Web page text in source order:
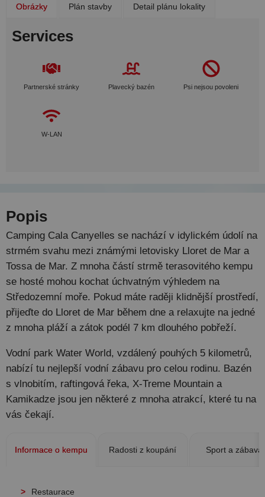
Obrázky Plán stavby Detail plánu lokality
Services
Partnerské stránky Plavecký bazén Psi nejsou povoleni
W-LAN
Popis
Camping Cala Canyelles se nachází v idylickém údolí na
strmém svahu mezi známými letovisky Lloret de Mar a
Tossa de Mar. Z mnoha částí strmě terasovitého kempu
se hosté mohou kochat úchvatným výhledem na
Středozemní moře. Pokud máte raději klidnější prostředí,
přijeďte do Lloret de Mar během dne a relaxujte na jedné
z mnoha pláží a zátok podél 7 km dlouhého pobřeží.
Vodní park Water World, vzdálený pouhých 5 kilometrů,
nabízí tu nejlepší vodní zábavu pro celou rodinu. Bazén
s vlnobitím, raftingová řeka, X-Treme Mountain a
Kamikadze jsou jen některé z mnoha atrakcí, které tu na
vás čekají.
Informace o kempu Radosti z koupání Sport a zábava
Restaurace